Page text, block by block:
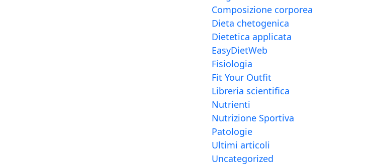
Composizione corporea
Dieta chetogenica
Dietetica applicata
EasyDietWeb
Fisiologia
Fit Your Outfit
Libreria scientifica
Nutrienti
Nutrizione Sportiva
Patologie
Ultimi articoli
Uncategorized